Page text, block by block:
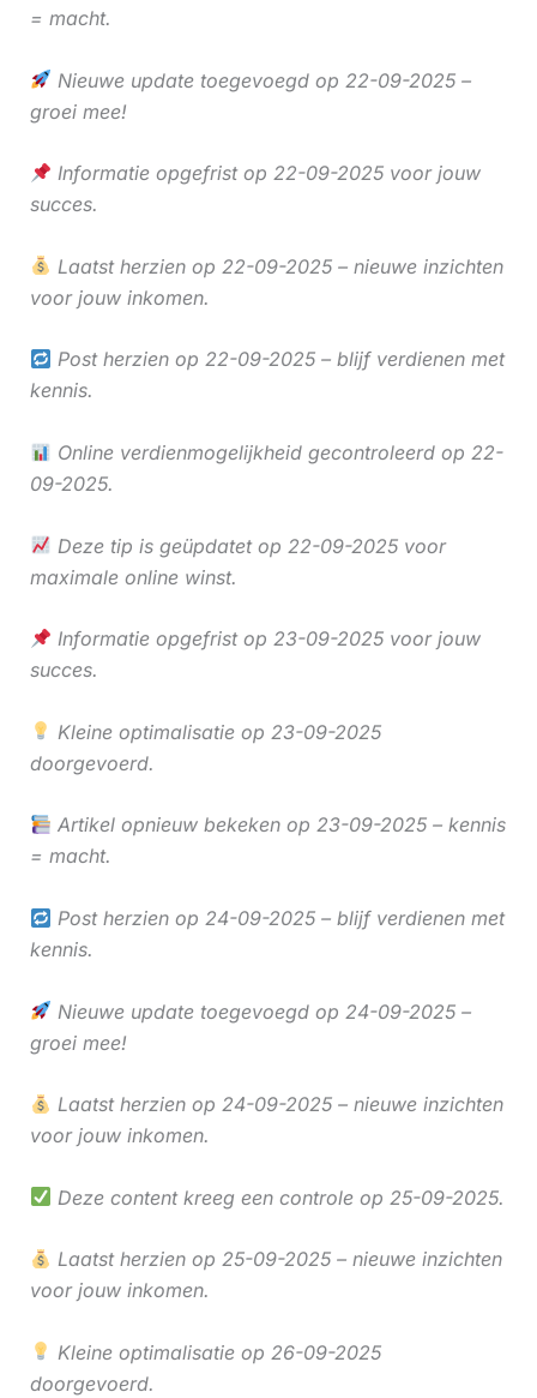
= macht.
Nieuwe update toegevoegd op 22-09-2025 –
groei mee!
Informatie opgefrist op 22-09-2025 voor jouw
succes.
Laatst herzien op 22-09-2025 – nieuwe inzichten
voor jouw inkomen.
Post herzien op 22-09-2025 – blijf verdienen met
kennis.
Online verdienmogelijkheid gecontroleerd op 22-
09-2025.
Deze tip is geüpdatet op 22-09-2025 voor
maximale online winst.
Informatie opgefrist op 23-09-2025 voor jouw
succes.
Kleine optimalisatie op 23-09-2025
doorgevoerd.
Artikel opnieuw bekeken op 23-09-2025 – kennis
= macht.
Post herzien op 24-09-2025 – blijf verdienen met
kennis.
Nieuwe update toegevoegd op 24-09-2025 –
groei mee!
Laatst herzien op 24-09-2025 – nieuwe inzichten
voor jouw inkomen.
Deze content kreeg een controle op 25-09-2025.
Laatst herzien op 25-09-2025 – nieuwe inzichten
voor jouw inkomen.
Kleine optimalisatie op 26-09-2025
doorgevoerd.